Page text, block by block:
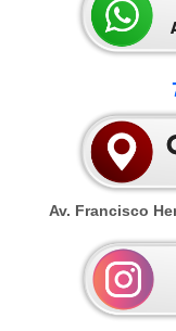
Av. Francisco